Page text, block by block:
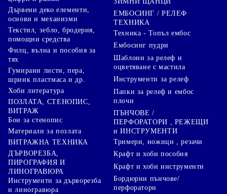
Дървени деко елементи,
основи и механизми
Текстил, зебло, бродерия,
помощни средства
Филц, вълна и пособия за
тях
Гумирани листи, пера,
шринк пластмаса и др.
Хоби литература
ПОЗЛАТА, СТЕНОПИС,
ВИТРАЖ
Бои за стенопис
Материали за позлата
ВИТРАЖНА ТЕХНИКА
ДЪРВОРЕЗБА,
ПИРОГРАФИЯ И
ЛИНОГРАВЮРА
Инструменти за дърворезба
и линогравюра
ЕМБОСИНГ / РЕЛЕФ
ТЕХНИКА
Техника - Топъл ембос
Ембосинг пудри
Шаблони за релеф и
оцветяване с мастила
Инструменти за релеф
Папки за релеф и ембос
плочи
ПЪНЧОВЕ /
ПЕРФОРАТОРИ , РЕЖЕЩИ
и ИНСТРУМЕНТИ
Тримери, ножици , резачи
Крафт и хоби пособия
Крафт и хоби инструменти
Бордюрни пънчове/
перфоратори